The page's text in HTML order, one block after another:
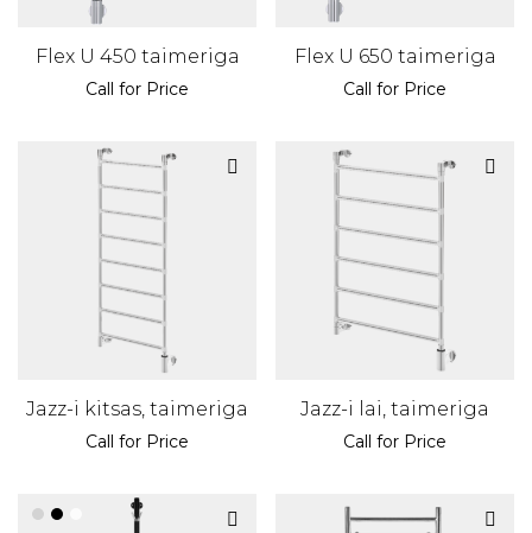
Flex U 450 taimeriga
Call for Price
Flex U 650 taimeriga
Call for Price
Jazz-i kitsas, taimeriga
Call for Price
Jazz-i lai, taimeriga
Call for Price